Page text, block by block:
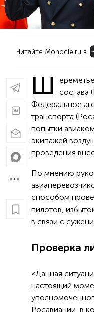
Читайте Monocle.ru в
Ш
состава
Федеральное
транспорта
попытки
экипажей
проведения
По мнению
способом
пилотов,
в связи с
Проверка
«Данная
настоящий
Росавиации, в